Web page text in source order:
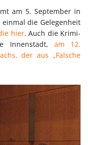
am 5. September in
die Gelegenheit
hier. Auch die Krimi-
Innenstadt, am 12.
der aus „Falsche